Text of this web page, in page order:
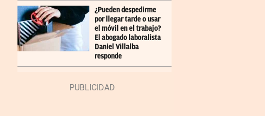
¿Pueden despedirme
por llegar tarde o usar
el móvil en el trabajo?
El abogado laboralista
Daniel Villalba
responde